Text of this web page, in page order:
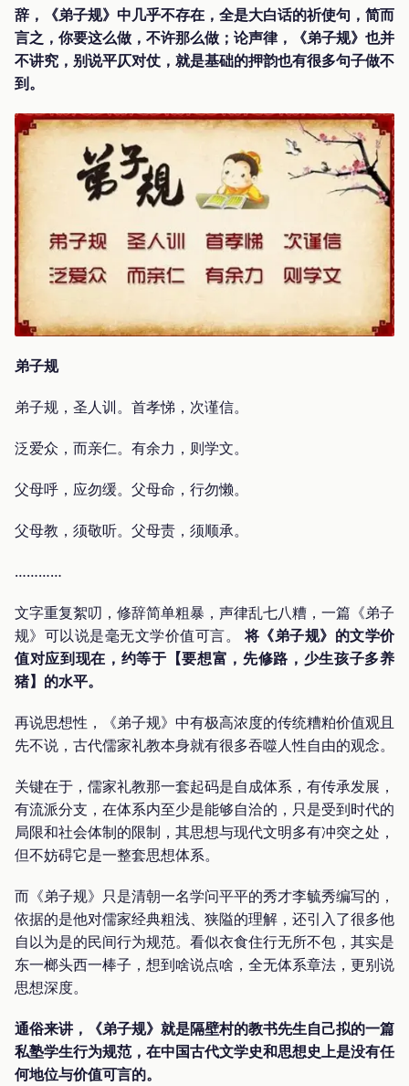
辞，《弟子规》中几乎不存在，全是大白话的祈使句，简而
言之，你要这么做，不许那么做；论声律，《弟子规》也并
不讲究，别说平仄对仗，就是基础的押韵也有很多句子做不
到。
弟子规
弟子规，圣人训。首孝悌，次谨信。
泛爱众，而亲仁。有余力，则学文。
父母呼，应勿缓。父母命，行勿懒。
父母教，须敬听。父母责，须顺承。
…………
文字重复絮叨，修辞简单粗暴，声律乱七八糟，一篇《弟子
规》可以说是毫无文学价值可言。将《弟子规》的文学价
值对应到现在，约等于【要想富，先修路，少生孩子多养
猪】的水平。
再说思想性，《弟子规》中有极高浓度的传统糟粕价值观且
先不说，古代儒家礼教本身就有很多吞噬人性自由的观念。
关键在于，儒家礼教那一套起码是自成体系，有传承发展，
有流派分支，在体系内至少是能够自洽的，只是受到时代的
局限和社会体制的限制，其思想与现代文明多有冲突之处，
但不妨碍它是一整套思想体系。
而《弟子规》只是清朝一名学问平平的秀才李毓秀编写的，
依据的是他对儒家经典粗浅、狭隘的理解，还引入了很多他
自以为是的民间行为规范。看似衣食住行无所不包，其实是
东一榔头西一棒子，想到啥说点啥，全无体系章法，更别说
思想深度。
通俗来讲，《弟子规》就是隔壁村的教书先生自己拟的一篇
私塾学生行为规范，在中国古代文学史和思想史上是没有任
何地位与价值可言的。